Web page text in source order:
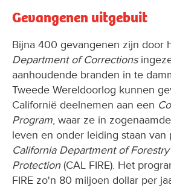
Gevangenen uitgebuit
Bijna 400 gevangenen zijn door
Department of Corrections
aanhoudende branden in te
Tweede Wereldoorlog kunnen
Californië deelnemen aan een
Program, waar ze in
leven en onder leiding staan van
California Department of
Protection(CAL FIRE). Het
FIRE zo'n 80 miljoen dollar per